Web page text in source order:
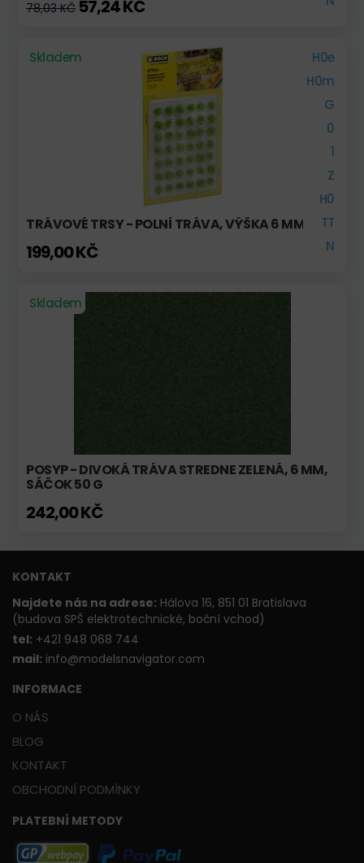
78,03 KČ 57,24 KČ
Skladem
H0e
H0m
G
0
1
Z
H0
TT
N
TRÁVOVÉ TRSY - POLNÍ TRÁVA, VÝŠKA 6 MM
199,00 KČ
Skladem
POSYP - DIVOKÁ TRÁVA STREDNE ZELENÁ, 6 MM,
SÁČOK 50 G
242,00 KČ
KONTAKT
Najdete nás na adrese: Hálova 16, 851 01 Bratislava
(budova SPŠ elektrotechnické, boční vchod)
tel: +421 948 068 744
mail: info@modelsnavigator.com
INFORMACE
O NÁS
BLOG
KONTAKT
OBCHODNÍ PODMÍNKY
PLATEBNÍ METODY